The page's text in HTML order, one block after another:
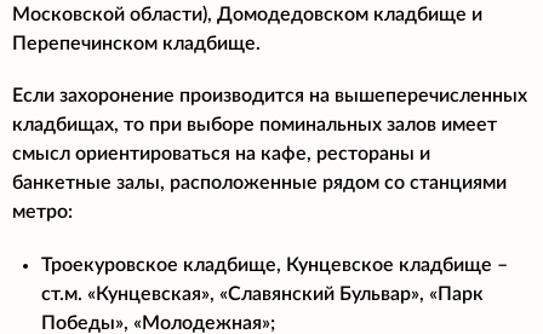
Московской области), Домодедовском кладбище и
Перепечинском кладбище.
Если захоронение производится на вышеперечисленных
кладбищах, то при выборе поминальных залов имеет
смысл ориентироваться на кафе, рестораны и
банкетные залы, расположенные рядом со станциями
метро:
Троекуровское кладбище, Кунцевское кладбище –
ст.м. «Кунцевская», «Славянский Бульвар», «Парк
Победы», «Молодежная»;